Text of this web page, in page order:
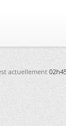
actuellement